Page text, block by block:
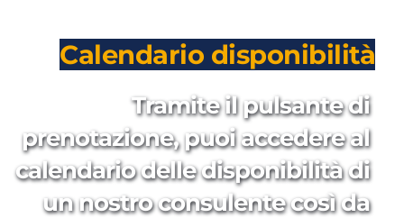
Calendario disponibilità
Tramite il pulsante di
prenotazione, puoi accedere al
calendario delle disponibilità di
un nostro consulente così da